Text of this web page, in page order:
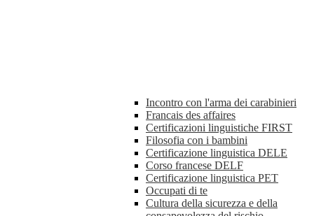
Incontro con l'arma dei carabinieri
Francais des affaires
Certificazioni linguistiche FIRST
Filosofia con i bambini
Certificazione linguistica DELE
Corso francese DELF
Certificazione linguistica PET
Occupati di te
Cultura della sicurezza e della